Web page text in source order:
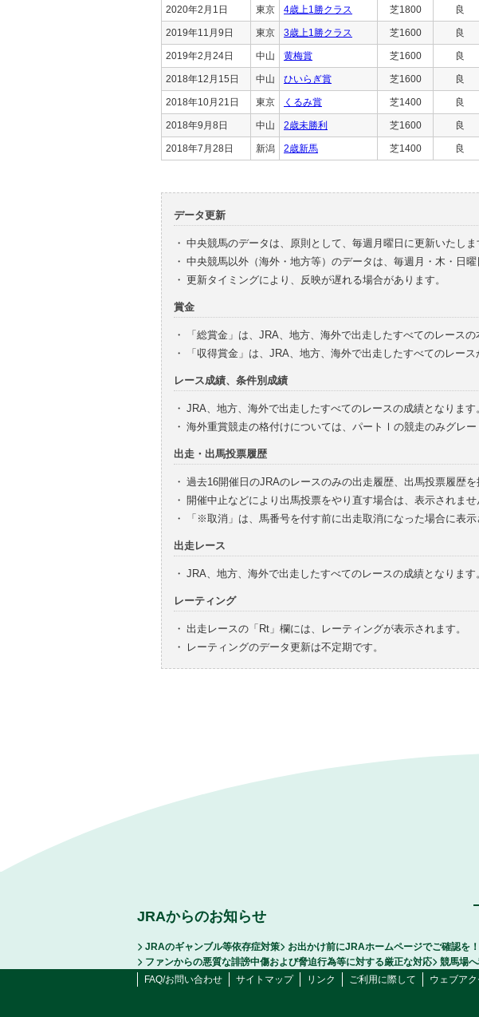
2020年2月1日 東京 4歳上1勝クラス 芝1800 良
2019年11月9日 東京 3歳上1勝クラス 芝1600 良
2019年2月24日 中山 黄梅賞 芝1600 良
2018年12月15日 中山 ひいらぎ賞 芝1600 良
2018年10月21日 東京 くるみ賞 芝1400 良
2018年9月8日 中山 2歳未勝利 芝1600 良
2018年7月28日 新潟 2歳新馬 芝1400 良
データ更新
・ 中央競馬のデータは、原則として、毎週月曜日に更新いたしま
・ 中央競馬以外（海外・地方等）のデータは、毎週月・木・日曜
・ 更新タイミングにより、反映が遅れる場合があります。
賞金
・
「総賞金」は、JRA、地方、海外で出走したすべてのレースの
・
「収得賞金」は、JRA、地方、海外で出走したすべてのレー
レース成績、条件別成績
・ JRA、地方、海外で出走したすべてのレースの成績となりま
・ 海外重賞競走の格付けについては、パートⅠの競走のみグレー
出走・出馬投票履歴
・ 過去16開催日のJRAのレースのみの出走履歴、出馬投票履歴を
・ 開催中止などにより出馬投票をやり直す場合は、表示されませ
・
「※取消」は、馬番号を付す前に出走取消になった場合に表示
出走レース
・ JRA、地方、海外で出走したすべてのレースの成績となりま
レーティング
・ 出走レースの「Rt」欄には、レーティングが表示されます。
・
レーティングのデータ更新は不定期です。
JRAからのお知らせ
JRAのギャンブル等依存症対策 お出かけ前にJRAホームページでご確認を！
ファンからの悪質な誹謗中傷および脅迫行為等に対する厳正な対応
競馬場
FAQ/お問い合わせ
サイトマップ リンク ご利用に際して ウェブア